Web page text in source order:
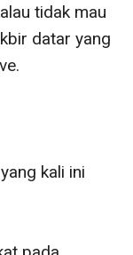
tidak mau
datar yang
kali ini